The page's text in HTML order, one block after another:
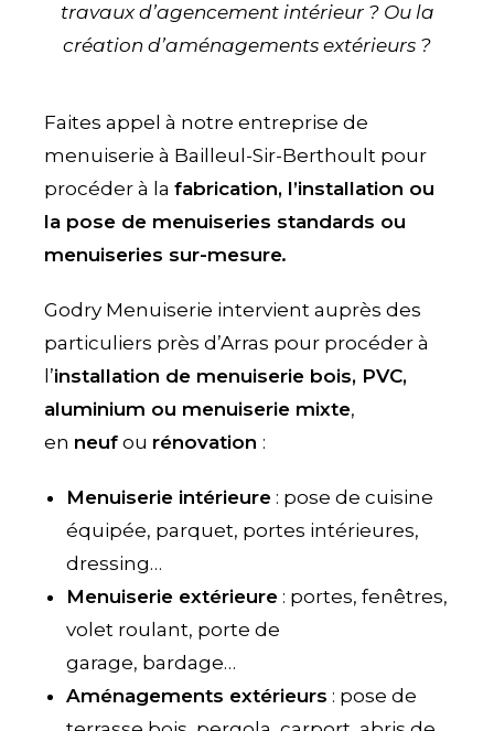
travaux d’agencement intérieur ? Ou la
création d’aménagements extérieurs ?
Faites appel à notre entreprise de
menuiserie à Bailleul-Sir-Berthoult pour
procéder à la fabrication, l’installation ou
la pose de menuiseries standards ou
menuiseries sur-mesure.
Godry Menuiserie intervient auprès des
particuliers près d’Arras pour procéder à
l’installation de menuiserie bois, PVC,
aluminium ou menuiserie mixte,
en neuf ou rénovation :
Menuiserie intérieure : pose de cuisine
équipée, parquet, portes intérieures,
dressing…
Menuiserie extérieure : portes, fenêtres,
volet roulant, porte de
garage, bardage…
Aménagements extérieurs : pose de